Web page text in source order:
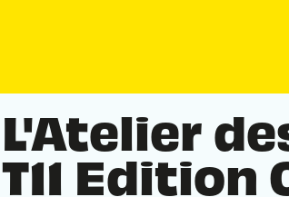
L'Atelier
T11